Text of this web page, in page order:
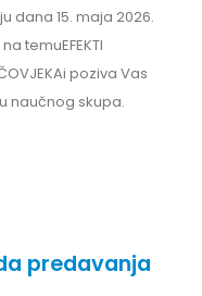
dana 15. maja 2026.
temuEFEKTI
ČOVJEKAi poziva Vas
naučnog skupa.
predavanja